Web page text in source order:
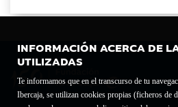
INFORMACIÓN ACERCA DE
UTILIZADAS
Te informamos que en el transcurso de tu
Ibercaja, se utilizan cookies propias (ficheros de